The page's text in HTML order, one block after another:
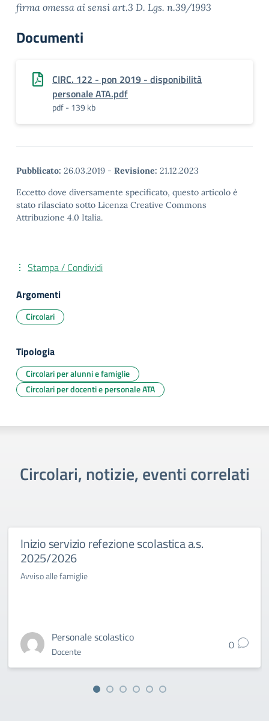
firma omessa ai sensi art.3 D. Lgs. n.39/1993
Documenti
CIRC. 122 - pon 2019 - disponibilità
personale ATA.pdf
pdf - 139 kb
Pubblicato: 26.03.2019 - Revisione: 21.12.2023
Eccetto dove diversamente specificato, questo articolo è
stato rilasciato sotto Licenza Creative Commons
Attribuzione 4.0 Italia.
Stampa / Condividi
Argomenti
Circolari
Tipologia
Circolari per alunni e famiglie
Circolari per docenti e personale ATA
Circolari, notizie, eventi correlati
Inizio servizio refezione scolastica a.s.
2025/2026
Avviso alle famiglie
Personale scolastico
Docente 0